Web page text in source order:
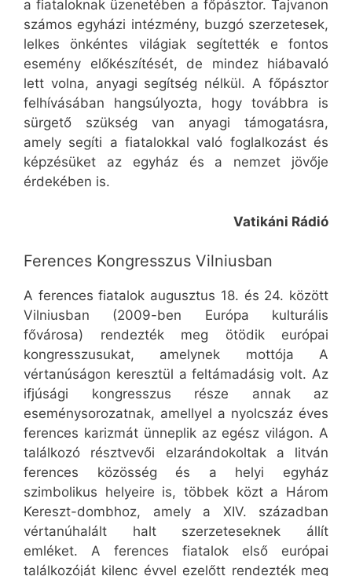
a fiataloknak üzenetében a főpásztor. Tajvanon
számos egyházi intézmény, buzgó szerzetesek,
lelkes önkéntes világiak segítették e fontos
esemény előkészítését, de mindez hiábavaló
lett volna, anyagi segítség nélkül. A főpásztor
felhívásában hangsúlyozta, hogy továbbra is
sürgető szükség van anyagi támogatásra,
amely segíti a fiatalokkal való foglalkozást és
képzésüket az egyház és a nemzet jövője
érdekében is.
Vatikáni Rádió
Ferences Kongresszus Vilniusban
A ferences fiatalok augusztus 18. és 24. között
Vilniusban (2009-ben Európa kulturális
fővárosa) rendezték meg ötödik európai
kongresszusukat, amelynek mottója A
vértanúságon keresztül a feltámadásig volt. Az
ifjúsági kongresszus része annak az
eseménysorozatnak, amellyel a nyolcszáz éves
ferences karizmát ünneplik az egész világon. A
találkozó résztvevői elzarándokoltak a litván
ferences közösség és a helyi egyház
szimbolikus helyeire is, többek közt a Három
Kereszt-dombhoz, amely a XIV. században
vértanúhalált halt szerzeteseknek állít
emléket. A ferences fiatalok első európai
találkozóját kilenc évvel ezelőtt rendezték meg